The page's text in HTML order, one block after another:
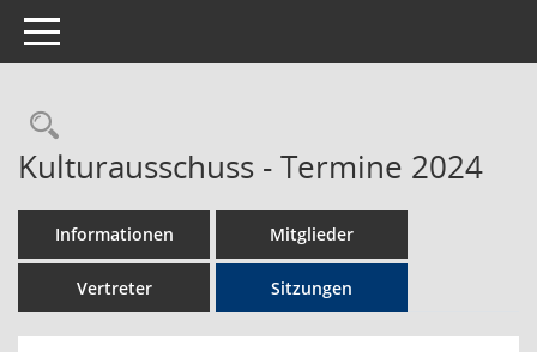
Toggle navigation
Rechercheauswahl
Kulturausschuss - Termine 2024
Informationen Mitglieder
Vertreter Sitzungen